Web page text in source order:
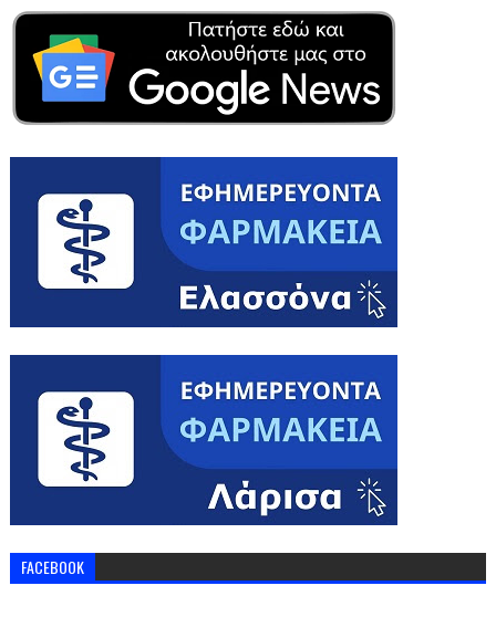
FACEBOOK